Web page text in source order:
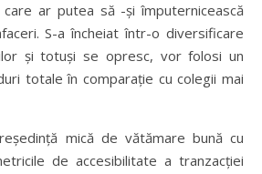
ar putea să -și împuternicească
S-a încheiat într-o diversificare
și totuși se opresc, vor folosi un
totale în comparație cu colegii mai
mică de vătămare bună cu
de accesibilitate a tranzacției